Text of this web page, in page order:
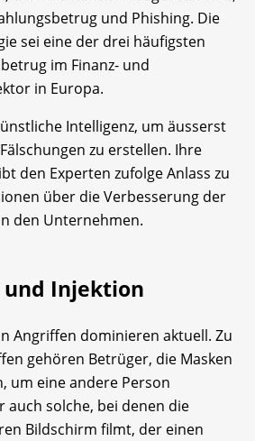
und Phishing. Die
sei eine der drei häufigsten
im Finanz- und
in Europa.
Intelligenz, um äusserst
zu erstellen. Ihre
den Experten zufolge Anlass zu
über die Verbesserung der
den Unternehmen.
Injektion
Angriffen dominieren aktuell. Zu
gehören Betrüger, die Masken
um eine andere Person
auch solche, bei denen die
Bildschirm filmt, der einen